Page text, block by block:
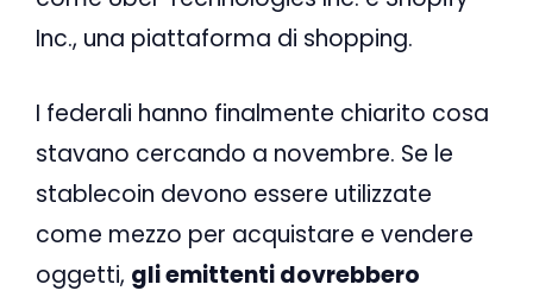
Inc., una piattaforma di shopping.
I federali hanno finalmente chiarito cosa
stavano cercando a novembre. Se le
stablecoin devono essere utilizzate
come mezzo per acquistare e vendere
oggetti, gli emittenti dovrebbero